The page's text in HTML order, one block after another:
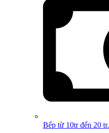
Bếp từ 10tr đến 20 tr.